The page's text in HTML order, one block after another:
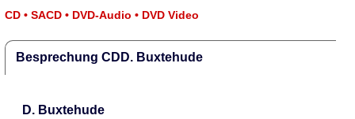
CD • SACD • DVD-Audio • DVD Video
Besprechung CDD. Buxtehude
D. Buxtehude